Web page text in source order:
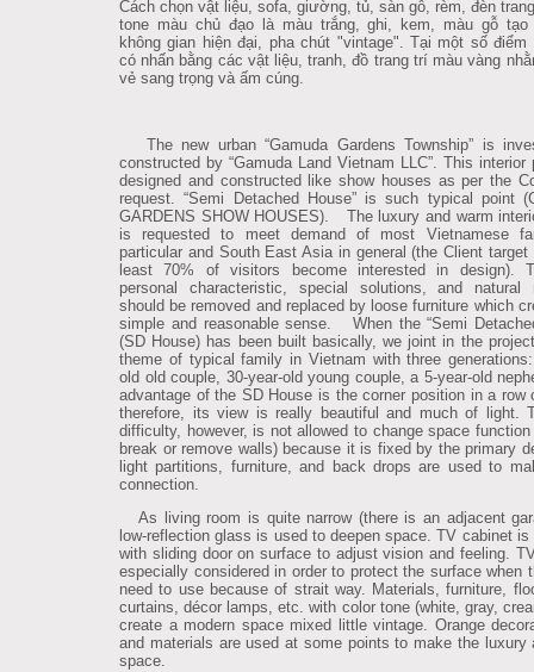
Cách chọn vật liệu, sofa, giường, tủ, sàn gỗ, rèm, đèn
tone màu chủ đạo là màu trắng, ghi, kem, màu gỗ tạo
không gian hiện đại, pha chút "vintage". Tại một số điểm
có nhấn bằng các vật liệu, tranh, đồ trang trí màu vàng
vẻ sang trọng và ấm cúng.
The new urban “Gamuda Gardens Township” is
constructed by “Gamuda Land Vietnam LLC”. This interior
designed and constructed like show houses as per the
request. “Semi Detached House” is such typical point
GARDENS SHOW HOUSES).
The luxury and warm
is requested to meet demand of most Vietnamese
particular and South East Asia in general (the Client
least 70% of visitors become interested in design).
personal characteristic, special solutions, and natural
should be removed and replaced by loose furniture which
simple and reasonable sense.
When the “Semi
(SD House) has been built basically, we joint in the
theme of typical family in Vietnam with three
old old couple, 30-year-old young couple, a 5-year-old
advantage of the SD House is the corner position in a row
therefore, its view is really beautiful and much of light.
difficulty, however, is not allowed to change space
break or remove walls) because it is fixed by the primary
light partitions, furniture, and back drops are used to
connection.
As living room is quite narrow (there is an adjacent
low-reflection glass is used to deepen space. TV cabinet is
with sliding door on surface to adjust vision and feeling.
especially considered in order to protect the surface when
need to use because of strait way. Materials, furniture,
curtains, décor lamps, etc. with color tone (white, gray,
create a modern space mixed little vintage. Orange
and materials are used at some points to make the luxury
space.